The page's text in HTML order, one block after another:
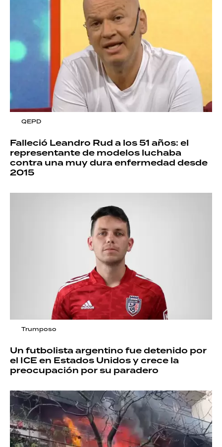
QEPD
Falleció Leandro Rud a los 51 años: el
representante de modelos luchaba
contra una muy dura enfermedad desde
2015
Trumposo
Un futbolista argentino fue detenido por
el ICE en Estados Unidos y crece la
preocupación por su paradero